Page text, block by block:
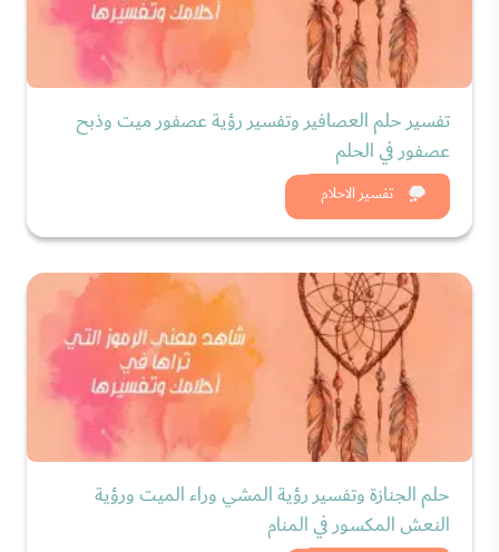
تفسير الاحلام
تفسير حلم العصافير وتفسير رؤية عصفور ميت وذبح
عصفور في الحلم
شاهد الان
حلم الجنازة وتفسير رؤية المشي وراء الميت ورؤية
النعش المكسور في المنام